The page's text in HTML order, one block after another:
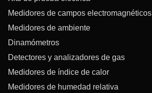
Medidores de campos electromagnéticos
Medidores de ambiente
Dinamómetros
Detectores y analizadores de gas
Medidores de índice de calor
Medidores de humedad relativa